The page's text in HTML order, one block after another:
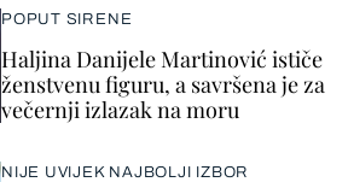
POPUT SIRENE
Haljina Danijele Martinović ističe
ženstvenu figuru, a savršena je za
večernji izlazak na moru
NIJE UVIJEK NAJBOLJI IZBOR